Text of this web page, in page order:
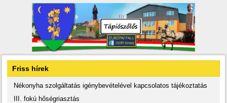
Friss hírek
Nékonyha szolgáltatás igénybevételével kapcsolatos tájékoztatás
III. fokú hőségriasztás